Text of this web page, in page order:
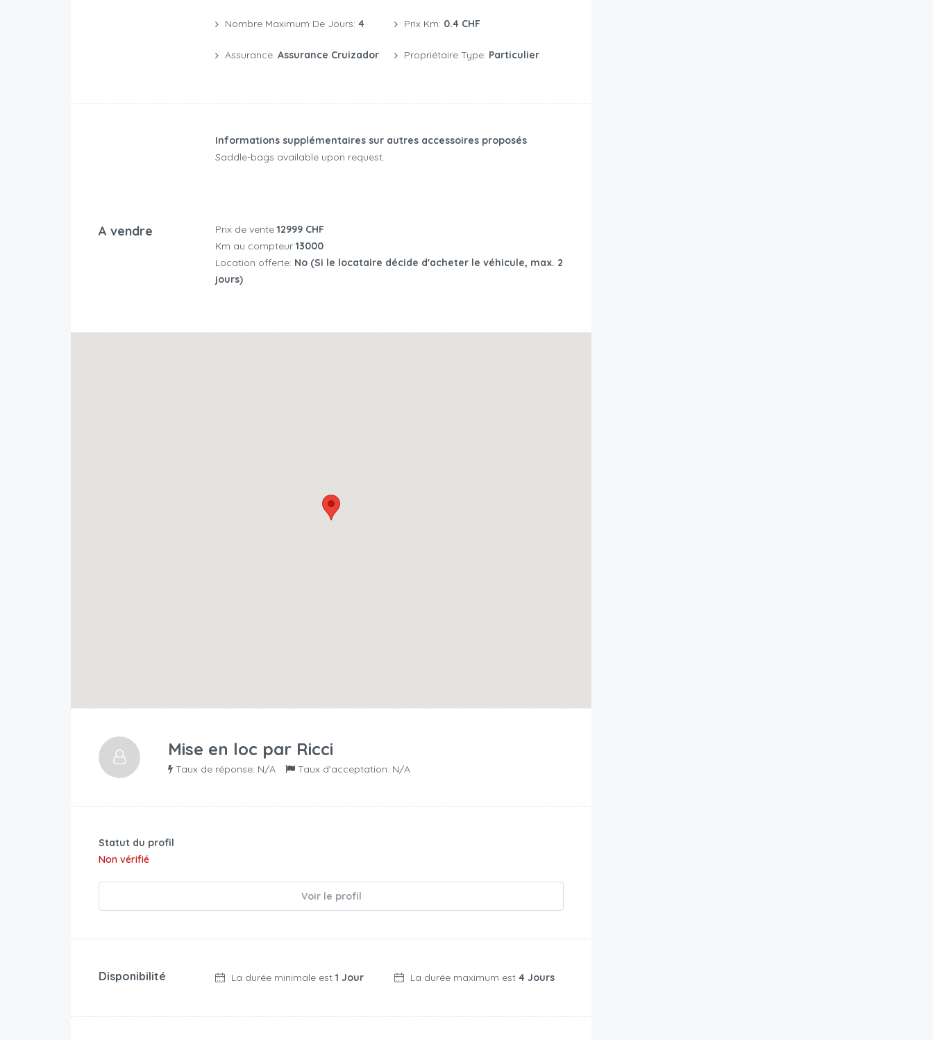
Nombre Maximum De Jours: 4
Assurance: Assurance Cruizador
Prix Km: 0.4 CHF
Propriétaire Type: Particulier
Informations supplémentaires sur autres accessoires proposés
Saddle-bags available upon request.
A vendre Prix de vente12999 CHF
Km au compteur13000
Location offerte: No (Si le locataire décide d'acheter le véhicule, max. 2
jours)
Mise en loc par Ricci
Taux de réponse: N/A Taux d'acceptation: N/A
Statut du profil
Non vérifié
Voir le profil
Disponibilité La durée minimale est 1 Jour La durée maximum est 4 Jours